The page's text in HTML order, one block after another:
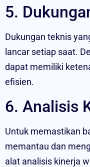
5.
Dukungan teknis
lancar setiap saat.
dapat memiliki
efisien.
6. Analisis
Untuk memastikan
memantau dan
alat analisis kinerja